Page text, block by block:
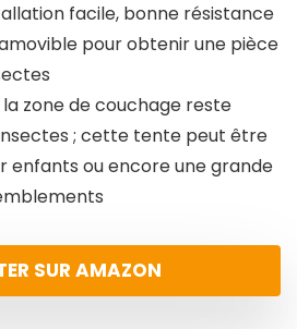
facile, bonne résistance
pour obtenir une pièce
zone de couchage reste
; cette tente peut être
enfants ou encore une grande
SUR AMAZON